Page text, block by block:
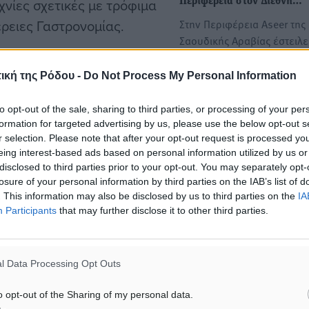
της Ρόδου - Do Not Process My Personal Information
opt-out of the sale, sharing to third parties, or processing of your
for targeted advertising by us, please use the below opt-out
selection. Please note that after your opt-out request is processed
interest-based ads based on personal information utilized by us
to third parties prior to your opt-out. You may separately
of your personal information by third parties on the IAB’s list of
This information may also be disclosed by us to third parties on the
Participants that may further disclose it to other third parties.
Data Processing Opt Outs
opt-out of the Sharing of my personal data.
σχετικές με τρόφιμα
Γαστρονομίας.
ανοικτή πρόσκληση
του Νοτίου Αιγαίου να
των προϊόντων εκείνων
διαγωνισμό.
διορία οι παραγωγοί να
σύμφωνα με τις
Ανοικτή πρόσκληση που
της αλλά και
να υποστηρίξει τους
Στην Περιφέρεια Aseer της
Σαουδικής Αραβίας
παραγωγούς του Νοτίου
για συμμετοχή τους στον
Διαγωνισμό Δώρων
2024
Μέχρι τις 26
υποβολή των προτάσεων
την Δευτέρα 26…
FOOD EXPO 2026 με 32
παραγωγούς και 2